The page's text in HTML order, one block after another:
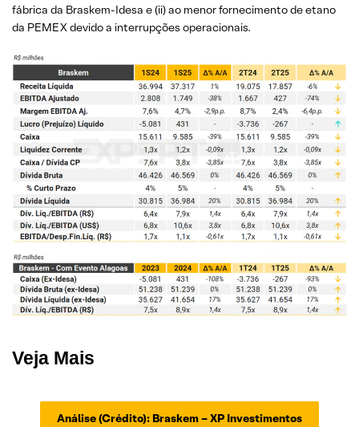
fábrica da Braskem-Idesa e (ii) ao menor fornecimento de etano
da PEMEX devido a interrupções operacionais.
Veja Mais
Análise (Crédito): Braskem – XP Investimentos